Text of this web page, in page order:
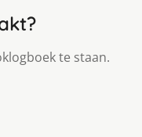
te staan.